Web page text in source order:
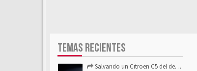
TEMAS RECIENTES
Salvando un Citroën C5 del desguace: Presentación y seguimiento